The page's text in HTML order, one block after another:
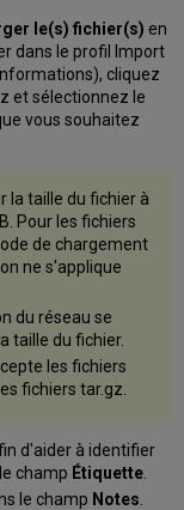
le(s) fichier(s) en
dans le profil Import
cliquez
et sélectionnez le
vous souhaitez
la taille du fichier à
Pour les fichiers
de chargement
ne s'applique
du réseau se
taille du fichier.
les fichiers
fichiers tar.gz.
d'aider à identifier
champ Étiquette.
le champ Notes